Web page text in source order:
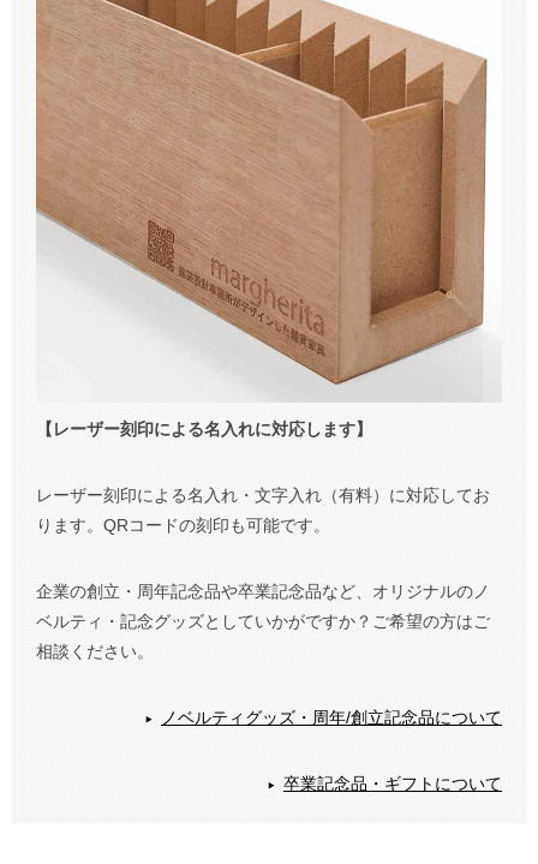
【レーザー刻印による名入れに対応します】
レーザー刻印による名入れ・文字入れ（有料）に対応してお
ります。QRコードの刻印も可能です。
企業の創立・周年記念品や卒業記念品など、オリジナルのノ
ベルティ・記念グッズとしていかがですか？ご希望の方はご
相談ください。
ノベルティグッズ・周年/創立記念品について
卒業記念品・ギフトについて